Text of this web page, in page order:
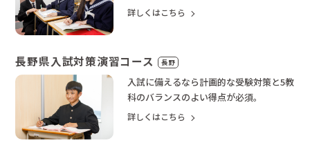
詳しくはこちら
長野県入試対策演習コース 長野
入試に備えるなら計画的な受験対策と5教
科のバランスのよい得点が必須。
詳しくはこちら